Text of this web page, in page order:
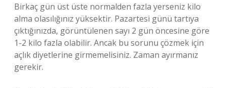
Birkaç gün üst üste normalden fazla yerseniz kilo
alma olasılığınız yüksektir. Pazartesi günü tartıya
çıktığınızda, görüntülenen sayı 2 gün öncesine göre
1-2 kilo fazla olabilir. Ancak bu sorunu çözmek için
açlık diyetlerine girmemelisiniz. Zaman ayırmanız
gerekir.